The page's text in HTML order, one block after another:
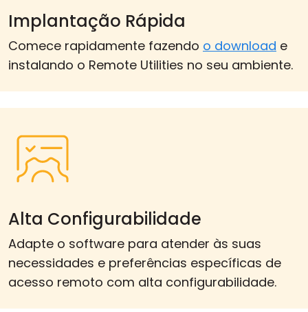
Implantação Rápida
Comece rapidamente fazendo o download e
instalando o Remote Utilities no seu ambiente.
Alta Configurabilidade
Adapte o software para atender às suas
necessidades e preferências específicas de
acesso remoto com alta configurabilidade.